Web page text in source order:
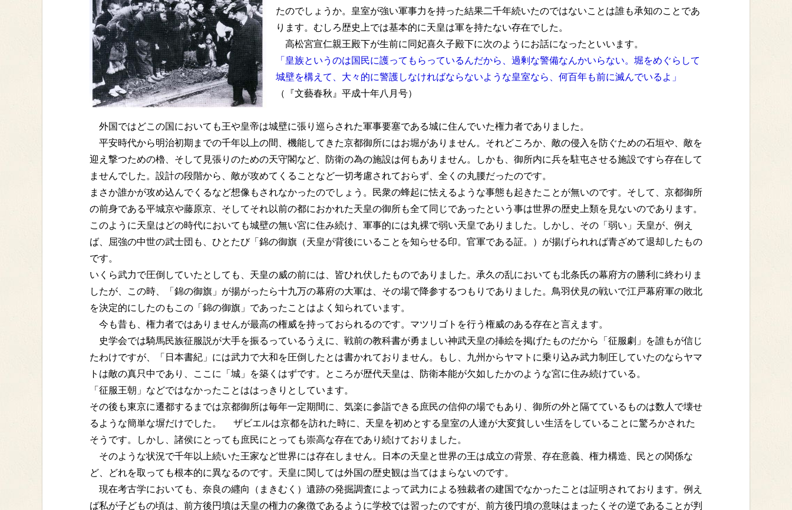
たのでしょうか。皇室が強い軍事力を持った結果二千年続いたのではないことは誰も承知のことであ
ります。むしろ歴史上では基本的に天皇は軍を持たない存在でした。
高松宮宣仁親王殿下が生前に同妃喜久子殿下に次のようにお話になったといいます。
「皇族というのは国民に護ってもらっているんだから、過剰な警備なんかいらない。堀をめぐらして
城壁を構えて、大々的に警護しなければならないような皇室なら、何百年も前に滅んでいるよ」
（『文藝春秋』平成十年八月号）
外国ではどこの国においても王や皇帝は城壁に張り巡らされた軍事要塞である城に住んでいた権力者でありました。
平安時代から明治初期までの千年以上の間、機能してきた京都御所にはお堀がありません。それどころか、敵の侵入を防ぐための石垣や、敵を
迎え撃つための櫓、そして見張りのための天守閣など、防衛の為の施設は何もありません。しかも、御所内に兵を駐屯させる施設ですら存在して
ませんでした。設計の段階から、敵が攻めてくることなど一切考慮されておらず、全くの丸腰だったのです。
まさか誰かが攻め込んでくるなど想像もされなかったのでしょう。民衆の蜂起に怯えるような事態も起きたことが無いのです。そして、京都御所
の前身である平城京や藤原京、そしてそれ以前の都におかれた天皇の御所も全て同じであったという事は世界の歴史上類を見ないのであります。
このように天皇はどの時代においても城壁の無い宮に住み続け、軍事的には丸裸で弱い天皇でありました。しかし、その「弱い」天皇が、例え
ば、屈強の中世の武士団も、ひとたび「錦の御旗（天皇が背後にいることを知らせる印。官軍である証。）が揚げられれば青ざめて退却したもの
です。
いくら武力で圧倒していたとしても、天皇の威の前には、皆ひれ伏したものでありました。承久の乱においても北条氏の幕府方の勝利に終わりま
したが、この時、「錦の御旗」が揚がったら十九万の幕府の大軍は、その場で降参するつもりでありました。鳥羽伏見の戦いで江戸幕府軍の敗北
を決定的にしたのもこの「錦の御旗」であったことはよく知られています。
今も昔も、権力者ではありませんが最高の権威を持っておられるのです。マツリゴトを行う権威のある存在と言えます。
史学会では騎馬民族征服説が大手を振るっているうえに、戦前の教科書が勇ましい神武天皇の挿絵を掲げたものだから「征服劇」を誰もが信じ
たわけですが、「日本書紀」には武力で大和を圧倒したとは書かれておりません。もし、九州からヤマトに乗り込み武力制圧していたのならヤマ
トは敵の真只中であり、ここに「城」を築くはずです。ところが歴代天皇は、防衛本能が欠如したかのような宮に住み続けている。
「征服王朝」などではなかったことははっきりとしています。
その後も東京に遷都するまでは京都御所は毎年一定期間に、気楽に参詣できる庶民の信仰の場でもあり、御所の外と隔てているものは数人で壊せ
るような簡単な塀だけでした。 ザビエルは京都を訪れた時に、天皇を初めとする皇室の人達が大変貧しい生活をしていることに驚ろかされた
そうです。しかし、諸侯にとっても庶民にとっても崇高な存在であり続けておりました。
そのような状況で千年以上続いた王家など世界には存在しません。日本の天皇と世界の王は成立の背景、存在意義、権力構造、民との関係な
ど、どれを取っても根本的に異なるのです。天皇に関しては外国の歴史観は当てはまらないのです。
現在考古学においても、奈良の纒向（まきむく）遺跡の発掘調査によって武力による独裁者の建国でなかったことは証明されております。例え
ば私が子どもの頃は、前方後円墳は天皇の権力の象徴であるように学校では習ったのですが、前方後円墳の意味はまったくその逆であることが判